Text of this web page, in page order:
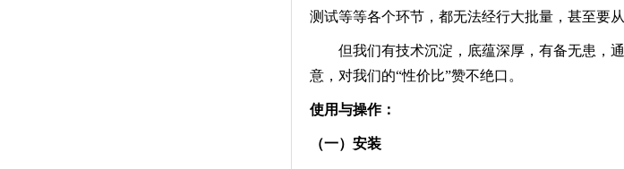
测试等等各个环节，都无法经行大批量，甚至要
但我们有技术沉淀，底蕴深厚，有备无患，
意，对我们的“性价比”赞不绝口。
使用与操作：
（一）安装